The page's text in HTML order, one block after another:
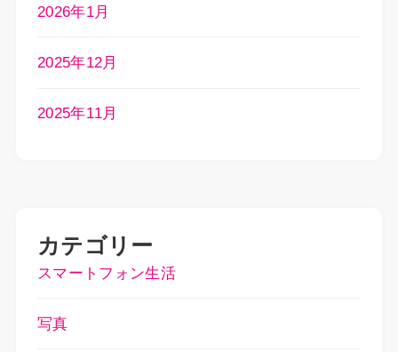
2026年1月
2025年12月
2025年11月
カテゴリー
スマートフォン生活
写真